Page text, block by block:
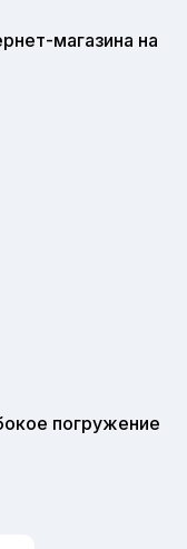
магазина на
погружение